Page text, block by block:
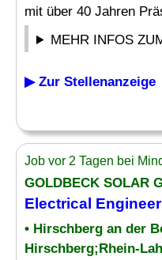
mit über 40 Jahren
MEHR INFOS
▶ Zur Stellenanzeige
Job vor 2 Tagen bei
GOLDBECK SOLAR
Electrical Engineer
• Hirschberg an der
Hirschberg;Rhein-